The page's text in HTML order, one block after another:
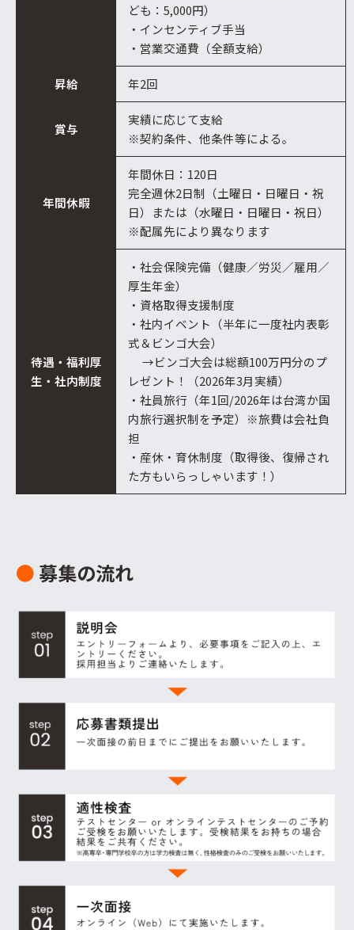
ども：5,000円）
・インセンティブ手当
・営業交通費（全額支給）
昇給 年2回
賞与
実績に応じて支給
※契約条件、他条件等による。
年間休暇
年間休日：120日
完全週休2日制（土曜日・日曜日・祝
日）または（水曜日・日曜日・祝日）
※配属先により異なります
待遇・福利厚
生・社内制度
・社会保険完備（健康／労災／雇用／
厚生年金）
・資格取得支援制度
・社内イベント（半年に一度社内表彰
式＆ビンゴ大会）
→ビンゴ大会は総額100万円分のプ
レゼント！（2026年3月実績）
・社員旅行（年1回/2026年は台湾か国
内旅行選択制を予定）※旅費は会社負
担
・産休・育休制度（取得後、復帰され
た方もいらっしゃいます！）
● 募集の流れ